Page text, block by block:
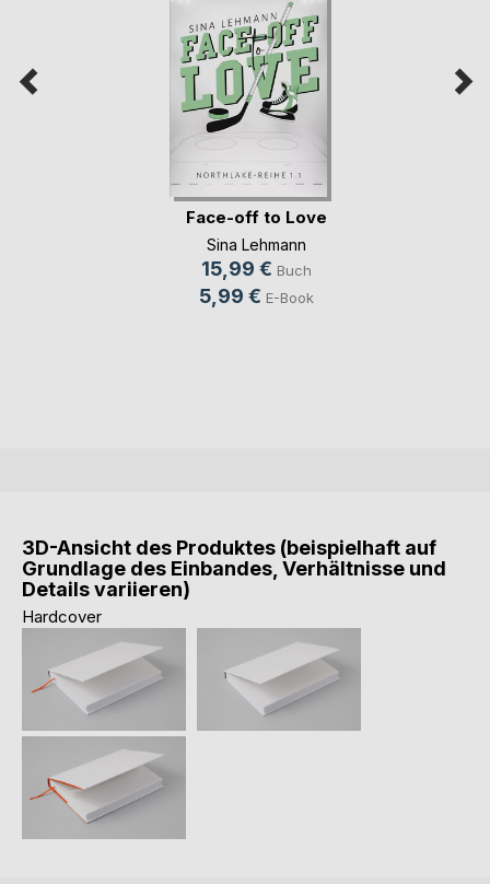
Face-off to Love
Sina Lehmann
15,99 € Buch
5,99 € E-Book
3D-Ansicht des Produktes (beispielhaft auf
Grundlage des Einbandes, Verhältnisse und
Details variieren)
Hardcover